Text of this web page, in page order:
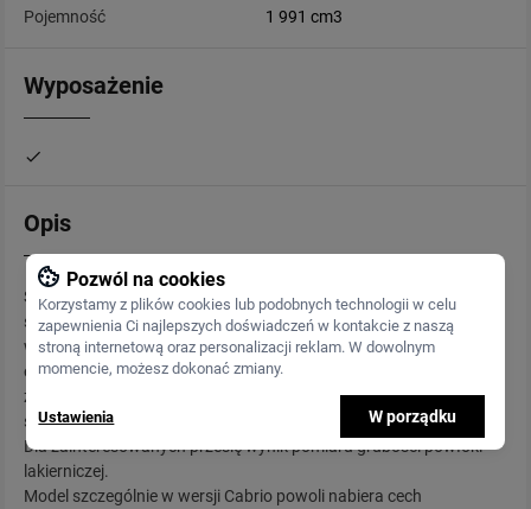
Pojemność
1 991 cm3
Wyposażenie
Opis
Samochód z sześciocylindrową rzędówką w wersji Cabrio - dach
składany elektrycznie (w pełni sprawny, nie przepuszczający
wody, zaimpregnowany). Silnik suchy, karoseria bez korozji,
oczywiście garażowany, skrzynia automatyczna pracuje bez
zastrzeżeń. Tapicerka skórzana konserwowana w obecnym
sezonie.
Dla zainteresowanych prześlę wynik pomiaru grubości powłoki
lakierniczej.
Model szczególnie w wersji Cabrio powoli nabiera cech
Pozwól na cookies
Korzystamy z plików cookies lub podobnych technologii w celu
zapewnienia Ci najlepszych doświadczeń w kontakcie z naszą
stroną internetową oraz personalizacji reklam. W dowolnym
momencie, możesz dokonać zmiany.
Ustawienia W porządku